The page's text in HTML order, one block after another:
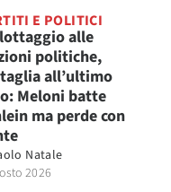
E POLITICI
alle
politiche,
all’ultimo
Meloni batte
ma perde con
Natale
2026